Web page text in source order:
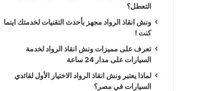
التعطل؟
ونش انقاذ الرواد مجهز بأحدث التقنيات لخدمتك اينما
كنت !
تعرف على مميزات ونش انقاذ الرواد لخدمة
السيارات على مدار 24 ساعة
لماذا يعتبر ونش انقاذ الرواد الاختيار الأول لقائدي
السيارات في مصر؟